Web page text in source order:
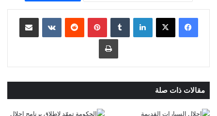
لينكدإن ‏Tumblr بينتيريست
‏Reddit
‏VKontakte مشاركة عبر البريد
طباعة
مقالات ذات صلة